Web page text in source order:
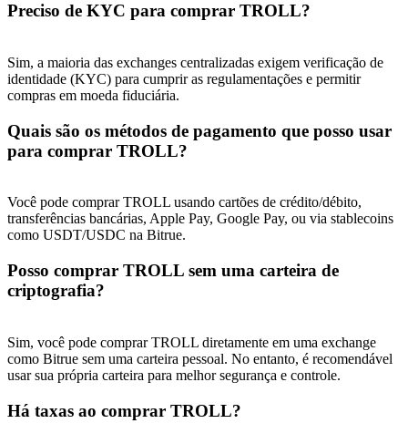
Preciso de KYC para comprar TROLL?
Sim, a maioria das exchanges centralizadas exigem verificação de
identidade (KYC) para cumprir as regulamentações e permitir
compras em moeda fiduciária.
Quais são os métodos de pagamento que posso usar
para comprar TROLL?
Você pode comprar TROLL usando cartões de crédito/débito,
transferências bancárias, Apple Pay, Google Pay, ou via stablecoins
como USDT/USDC na Bitrue.
Posso comprar TROLL sem uma carteira de
criptografia?
Sim, você pode comprar TROLL diretamente em uma exchange
como Bitrue sem uma carteira pessoal. No entanto, é recomendável
usar sua própria carteira para melhor segurança e controle.
Há taxas ao comprar TROLL?